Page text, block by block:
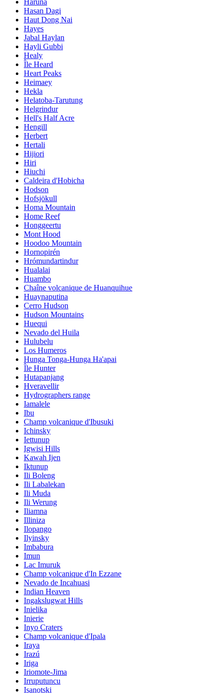
Hasan Dagi
Haut Dong Nai
Hayes
Jabal Haylan
Hayli Gubbi
Healy
Île Heard
Heart Peaks
Heimaey
Hekla
Helatoba-Tarutung
Helgrindur
Hell's Half Acre
Hengill
Herbert
Hertali
Hijiori
Hiri
Hiuchi
Caldeira d'Hobicha
Hodson
Hofsjökull
Homa Mountain
Home Reef
Honggeertu
Mont Hood
Hoodoo Mountain
Hornopirén
Hrómundartindur
Hualalai
Huambo
Chaîne volcanique de Huanquihue
Huaynaputina
Cerro Hudson
Hudson Mountains
Huequi
Nevado del Huila
Hulubelu
Los Humeros
Hunga Tonga-Hunga Ha'apai
Île Hunter
Hutapanjang
Hveravellir
Hydrographers range
Iamalele
Ibu
Champ volcanique d'Ibusuki
Ichinsky
Iettunup
Igwisi Hills
Kawah Ijen
Iktunup
Ili Boleng
Ili Labalekan
Ili Muda
Ili Werung
Iliamna
Illiniza
Ilopango
Ilyinsky
Imbabura
Imun
Lac Imuruk
Champ volcanique d'In Ezzane
Nevado de Incahuasi
Indian Heaven
Ingakslugwat Hills
Inielika
Inierie
Inyo Craters
Champ volcanique d'Ipala
Iraya
Irazú
Iriga
Iriomote-Jima
Irruputuncu
Isanotski